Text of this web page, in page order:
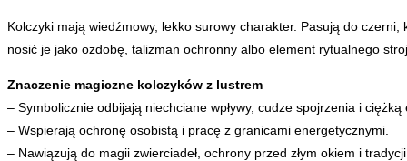
Kolczyki mają wiedźmowy, lekko surowy charakter. Pasują do
nosić je jako ozdobę, talizman ochronny albo element rytualnego
Znaczenie magiczne kolczyków z lustrem
– Symbolicznie odbijają niechciane wpływy, cudze spojrzenia i ciężką
– Wspierają ochronę osobistą i pracę z granicami energetycznymi.
– Nawiązują do magii zwierciadeł, ochrony przed złym okiem i